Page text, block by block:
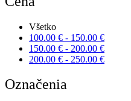
Všetko
100.00 € - 150.00 €
150.00 € - 200.00 €
200.00 € - 250.00 €
Označenia